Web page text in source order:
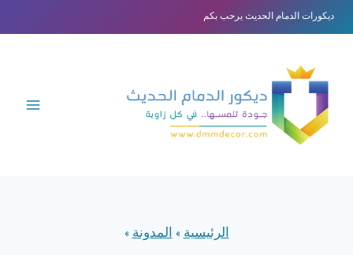
التجاوز
إلى
ديكورات الدمام الحديث يرحب بكم
الرئيسية»المدونة»